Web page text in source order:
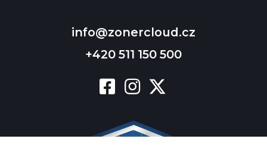
info@zonercloud.cz
+420 511 150 500